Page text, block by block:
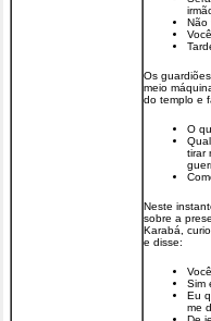
Não
Os
meio
do templo e
O
tirar
Neste
sobre a
Karabá,
e disse:
Sim
Eu
me